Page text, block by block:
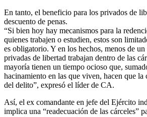
En tanto, el beneficio para los privados de
descuento de penas.
“Si bien hoy hay mecanismos para la
quienes trabajen o estudien, estos son
es obligatorio. Y en los hechos, menos de un
privadas de libertad trabajan dentro de las
mayoría tienen un tiempo ocioso que,
hacinamiento en las que viven, hacen que la
del delito”, expresó el líder de CA.
Así, el ex comandante en jefe del Ejército
implica una “readecuación de las cárceles”